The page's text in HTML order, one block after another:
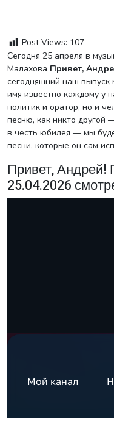
Post Views: 107
Сегодня 25 апреля в музыкальной передаче Андрея
Малахова Привет,
сегодняшний наш выпуск
имя известно каждому у
политик и оратор, но и
песню, как никто другой
в честь юбилея — мы
песни, которые он сам
Привет, Андрей!
25.04.2026